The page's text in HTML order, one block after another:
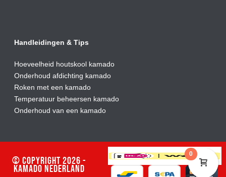
Handleidingen & Tips
Hoeveelheid houtskool kamado
Onderhoud afdichting kamado
Roken met een kamado
Temperatuur beheersen kamado
Onderhoud van een kamado
© Copyright 2026 -
Kamado Nederland
0